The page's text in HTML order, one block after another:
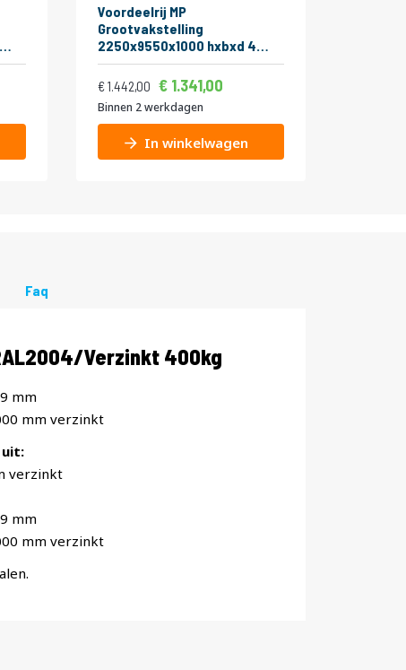
Voordeelrij MP
Grootvakstelling
2250x9550x1000 hxbxd 4
niveaus RAL2004/Verzinkt
400kg
Normale prijs
1.442,00 1.744,82
Vanaf
1.341,00
Binnen 2 werkdagen
In winkelwagen
Verzinkt 400kg
mm
mm verzinkt
verzinkt
mm
mm verzinkt
Faq